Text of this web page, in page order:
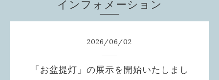
インフォメーション
2026/06/02
「お盆提灯」の展示を開始いたしまし